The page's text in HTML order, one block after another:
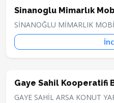
Sinanoglu Mimarlık
SİNANOĞLU MİMARLIK
Gaye Sahil Kooperatifi
GAYE SAHİL ARSA KONUT